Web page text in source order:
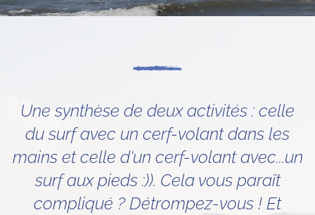
Une synthèse de deux activités : celle
du surf avec un cerf-volant dans les
mains et celle d'un cerf-volant avec...un
surf aux pieds :)). Cela vous paraît
compliqué ? Détrompez-vous ! Et